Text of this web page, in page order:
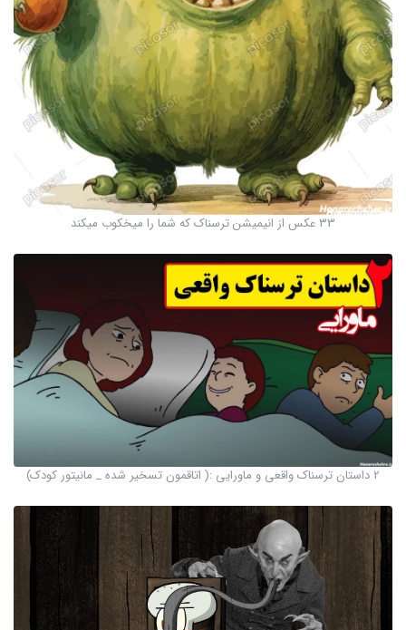
33 عکس از انیمیشن ترسناک که شما را میخکوب میکند
2 داستان ترسناک واقعی و ماورایی :( اتاقمون تسخیر شده _ مانیتور کودک)